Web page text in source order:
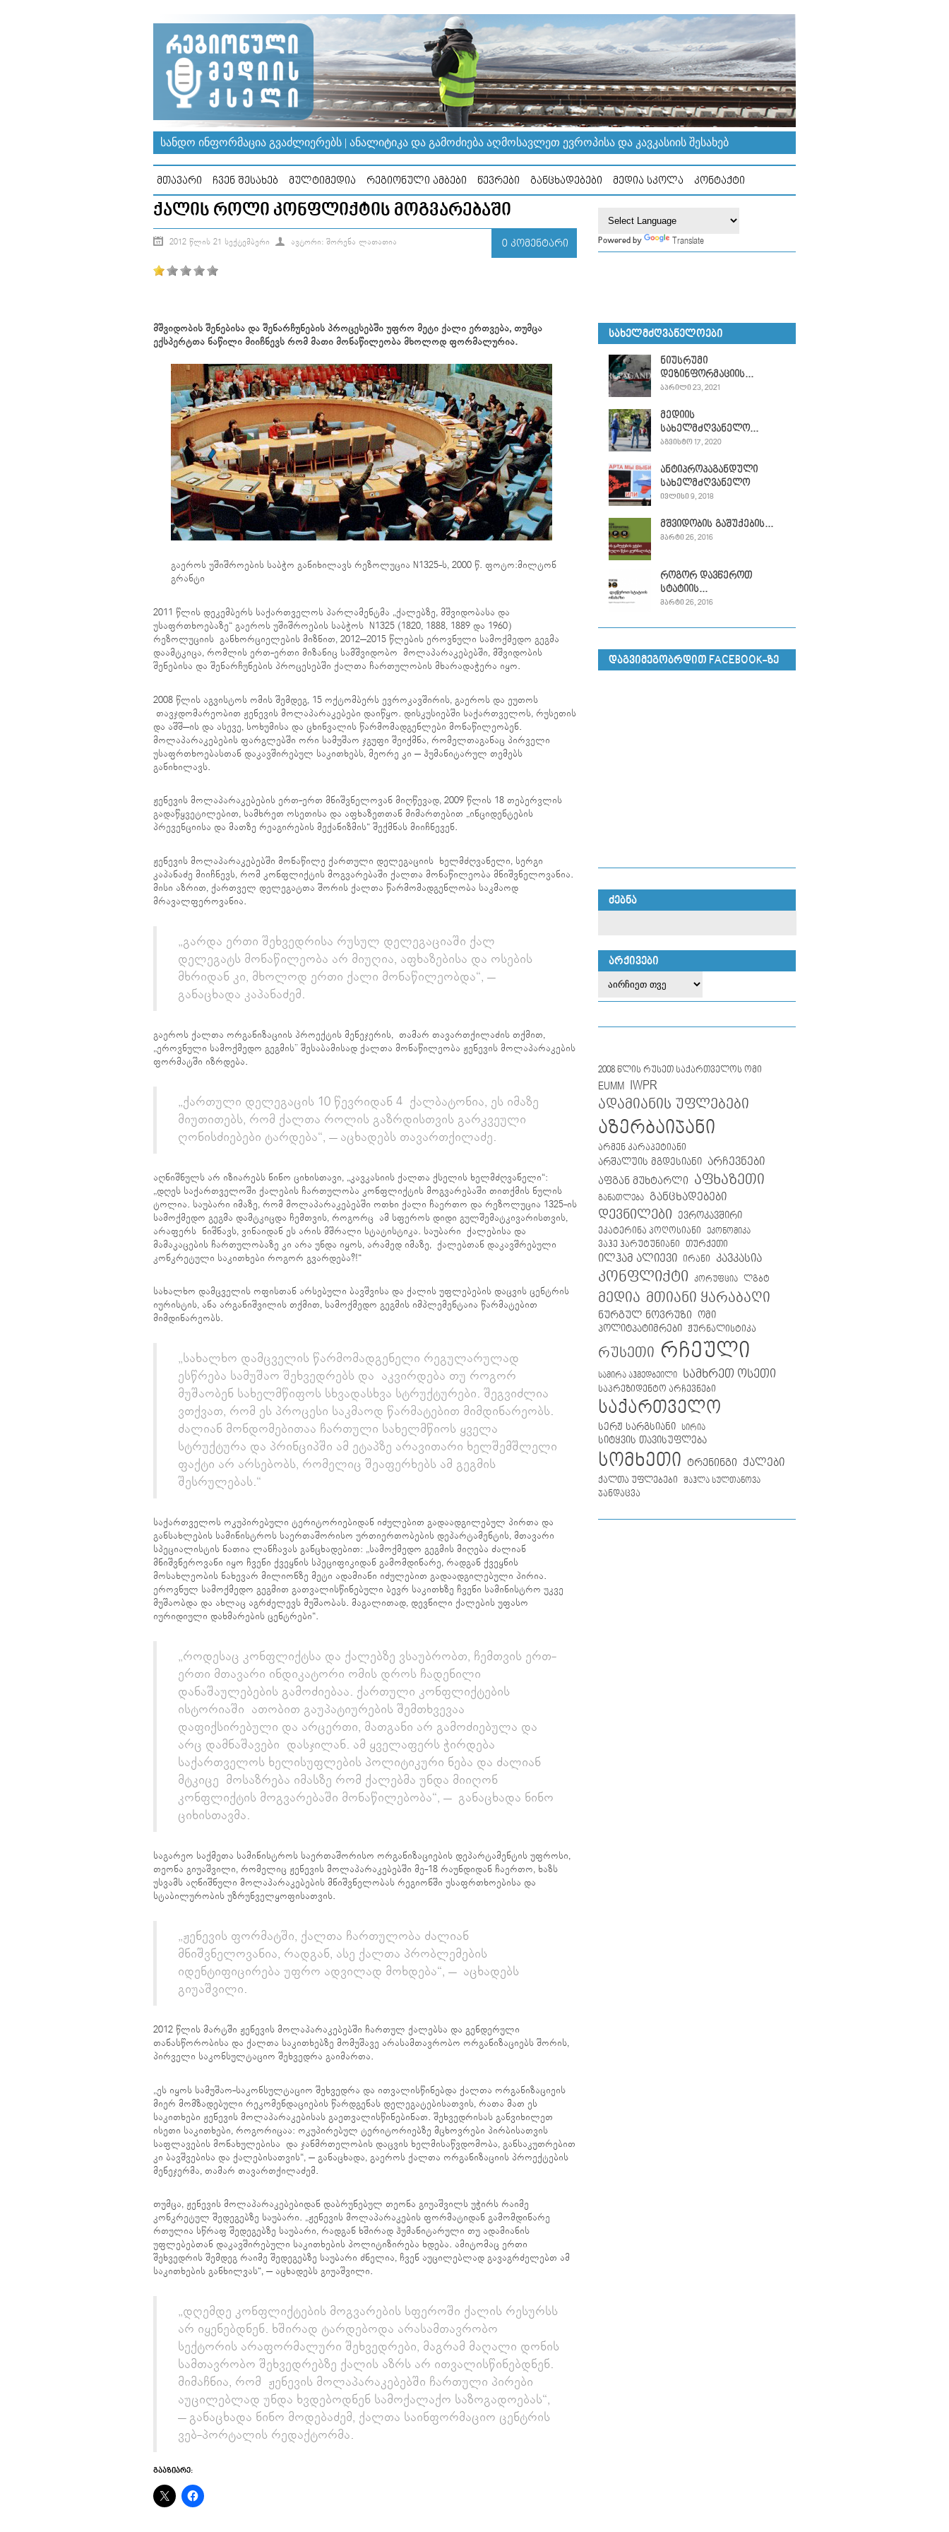
ᲡᲐᲜᲓᲝ ᲘᲜᲤᲝᲠᲛᲐᲪᲘᲐ ᲒᲕᲐᲫᲚᲘᲔᲠᲔᲑᲡ | ᲐᲜᲐᲚᲘᲢᲘᲙᲐ ᲓᲐ ᲒᲐᲛᲝᲫᲘᲔᲑᲐ ᲐᲦᲛᲝᲡᲐᲕᲚᲔᲗ ᲔᲕᲠᲝᲞᲘᲡᲐ ᲓᲐ ᲙᲐᲕᲙᲐᲡᲘᲘᲡ ᲨᲔᲡᲐᲮᲔᲑ
ᲛᲗᲐᲕᲐᲠᲘ ᲩᲕᲔᲜ ᲨᲔᲡᲐᲮᲔᲑ ᲛᲣᲚᲢᲘᲛᲔᲓᲘᲐ ᲠᲔᲒᲘᲝᲜᲣᲚᲘ ᲐᲛᲑᲔᲑᲘ ᲬᲔᲕᲠᲔᲑᲘ ᲒᲐᲜᲪᲮᲐᲓᲔᲑᲔᲑᲘ ᲛᲔᲓᲘᲐ ᲡᲙᲝᲚᲐ ᲙᲝᲜᲢᲐᲥᲢᲘ
ᲥᲐᲚᲘᲡ ᲠᲝᲚᲘ ᲙᲝᲜᲤᲚᲘᲥᲢᲘᲡ ᲛᲝᲒᲕᲐᲠᲔᲑᲐᲨᲘ
0 ᲙᲝᲛᲔᲜᲢᲐᲠᲘ
2012 ᲬᲚᲘᲡ 21 ᲡᲔᲥᲢᲔᲛᲑᲔᲠᲘ ᲐᲕᲢᲝᲠᲘ: ᲨᲝᲠᲔᲜᲐ ᲚᲐᲗᲐᲗᲘᲐ
მშვიდობის შენებისა და შენარჩუნების პროცესებში უფრო მეტი ქალი ერთვება, თუმცა
ექსპერტთა ნაწილი მიიჩნევს რომ მათი მონაწილეობა მხოლოდ ფორმალურია.
გაეროს უშიშროების საბჭო განიხილავს რეზოლუცია N1325-ს, 2000 წ. ფოტო:მილტონ
გრანტი
2011 წლის დეკემბერს საქართველოს პარლამენტმა „ქალებზე, მშვიდობასა და
უსაფრთხოებაზე“ გაეროს უშიშროების საბჭოს N1325 (1820, 1888, 1889 და 1960)
რეზოლუციის განხორციელების მიზნით, 2012–2015 წლების ეროვნული სამოქმედო გეგმა
დაამტკიცა, რომლის ერთ-ერთი მიზანიც სამშვიდობო მოლაპარაკებებში, მშვიდობის
შენებისა და შენარჩუნების პროცესებში ქალთა ჩართულობის მხარადაჭერა იყო.
2008 წლის აგვისტოს ომის შემდეგ, 15 ოქტომბერს ევროკავშირის, გაეროს და ეუთოს
თავჯდომარეობით ჟენევის მოლაპარაკებები დაიწყო. დისკუსიებში საქართველოს, რუსეთის
და აშშ–ის და ასევე, სოხუმისა და ცხინვალის წარმომადგენლები მონაწილეობენ.
მოლაპარაკებების ფარგლებში ორი სამუშაო ჯგუფი შეიქმნა, რომელთაგანაც პირველი
უსაფრთხოებასთან დაკავშირებულ საკითხებს, მეორე კი – ჰუმანიტარულ თემებს
განიხილავს.
ჟენევის მოლაპარაკებების ერთ-ერთ მნიშვნელოვან მიღწევად, 2009 წლის 18 თებერვლის
გადაწყვეტილებით, სამხრეთ ოსეთისა და აფხაზეთთან მიმართებით „ინციდენტების
პრევენციისა და მათზე რეაგირების მექანიზმის“ შექმნას მიიჩნევენ.
ჟენევის მოლაპარაკებებში მონაწილე ქართული დელეგაციის ხელმძღვანელი, სერგი
კაპანაძე მიიჩნევს, რომ კონფლიქტის მოგვარებაში ქალთა მონაწილეობა მნიშვნელოვანია.
მისი აზრით, ქართველ დელეგატთა შორის ქალთა წარმომადგენლობა საკმაოდ
მრავალფეროვანია.
„გარდა ერთი შეხვედრისა რუსულ დელეგაციაში ქალ
დელეგატს მონაწილეობა არ მიუღია, აფხაზებისა და ოსების
მხრიდან კი, მხოლოდ ერთი ქალი მონაწილეობდა“, –
განაცხადა კაპანაძემ.
გაეროს ქალთა ორგანიზაციის პროექტის მენეჯერის, თამარ თავართქილაძის თქმით,
„ეროვნული სამოქმედო გეგმის” შესაბამისად ქალთა მონაწილეობა ჟენევის მოლაპარაკების
ფორმატში იზრდება.
„ქართული დელეგაცის 10 წევრიდან 4 ქალბატონია, ეს იმაზე
მიუთითებს, რომ ქალთა როლის გაზრდისთვის გარკვეული
ღონისძიებები ტარდება“, – აცხადებს თავართქილაძე.
აღნიშნულს არ იზიარებს ნინო ციხისთავი, „კავკასიის ქალთა ქსელის ხელმძღვანელი“:
„დღეს საქართველოში ქალების ჩართულობა კონფლიქტის მოგვარებაში თითქმის ნულის
ტოლია. საუბარი იმაზე, რომ მოლაპარაკებებში ოთხი ქალი ჩაერთო და რეზოლუცია 1325-ის
სამოქმედო გეგმა დამტკიცდა ჩემთვის, როგორც ამ სფეროს დიდი გულშემატკივარისთვის,
არაფერს ნიშნავს, ვინაიდან ეს არის მშრალი სტატისტიკა. საუბარი ქალებისა და
მამაკაცების ჩართულობაზე კი არა უნდა იყოს, არამედ იმაზე, ქალებთან დაკავშრებული
კონკრეტული საკითხები როგორ გვარდება?!“
სახალხო დამცველის ოფისთან არსებული ბავშვისა და ქალის უფლებების დაცვის ცენტრის
იურისტის, ანა არგანიშვილის თქმით, სამოქმედო გეგმის იმპლემენტაია წარმატებით
მიმდინარეობს.
„სახალხო დამცველის წარმომადგენელი რეგულარულად
ესწრება სამუშაო შეხვედრებს და აკვირდება თუ როგორ
მუშაობენ სახელმწიფოს სხვადასხვა სტრუქტურები. შეგვიძლია
ვთქვათ, რომ ეს პროცესი საკმაოდ წარმატებით მიმდინარეობს.
ძალიან მონდომებითაა ჩართული სახელმწიოს ყველა
სტრუქტურა და პრინციპში ამ ეტაპზე არავითარი ხელშემშლელი
ფაქტი არ არსებობს, რომელიც შეაფერხებს ამ გეგმის
შესრულებას.“
საქართველოს ოკუპირებული ტერიტორიებიდან იძულებით გადაადგილებულ პირთა და
განსახლების სამინისტროს საერთაშორისო ურთიერთობების დეპარტამენტის, მთავარი
სპეციალისტის ნათია ლანჩავას განცხადებით: „სამოქმედო გეგმის მიღება ძალიან
მნიშვნეროვანი იყო ჩვენი ქვეყნის სპეციფიკიდან გამომდინარე, რადგან ქვეყნის
მოსახლეობის ნახევარ მილიონზე მეტი ადამიანი იძულებით გადაადგილებული პირია.
ეროვნულ სამოქმედო გეგმით გათვალისწინებული ბევრ საკითხზე ჩვენი სამინისტრო უკვე
მუშაობდა და ახლაც აგრძელევს მუშაობას. მაგალითად, დევნილი ქალების უფასო
იურიდიული დახმარების ცენტრები“.
„როდესაც კონფლიქტსა და ქალებზე ვსაუბრობთ, ჩემთვის ერთ-
ერთი მთავარი ინდიკატორი ომის დროს ჩადენილი
დანაშაულებების გამოძიებაა. ქართული კონფლიქტების
ისტორიაში ათობით გაუპატიურების შემთხვევაა
დაფიქსირებული და არცერთი, მათგანი არ გამოძიებულა და
არც დამნაშავები დასჯილან. ამ ყველაფერს ჭირდება
საქართველოს ხელისუფლების პოლიტიკური ნება და ძალიან
მტკიცე მოსაზრება იმასზე რომ ქალებმა უნდა მიიღონ
კონფლიქტის მოგვარებაში მონაწილებობა“, – განაცხადა ნინო
ციხისთავმა.
საგარეო საქმეთა სამინისტროს საერთაშორისო ორგანიზაციების დეპარტამენტის უფროსი,
თეონა გიუაშვილი, რომელიც ჟენევის მოლაპარაკებებში მე-18 რაუნდიდან ჩაერთო, ხაზს
უსვამს აღნიშნული მოლაპარაკებების მნიშვნელობას რეგიონში უსაფრთხოებისა და
სტაბილურობის უზრუნველყოფისათვის.
„ჟენევის ფორმატში, ქალთა ჩართულობა ძალიან
მნიშვნელოვანია, რადგან, ასე ქალთა პრობლემების
იდენტიფიცირება უფრო ადვილად მოხდება“, – აცხადებს
გიუაშვილი.
2012 წლის მარტში ჟენევის მოლაპარაკებებში ჩართულ ქალებსა და გენდერული
თანასწორობისა და ქალთა საკითხებზე მომუშავე არასამთავრობო ორგანიზაციებს შორის,
პირველი საკონსულტაციო შეხვედრა გაიმართა.
„ეს იყოს სამუშაო-საკონსულტაციო შეხვედრა და ითვალისწინებდა ქალთა ორგანიზაციეის
მიერ მომზადებული რეკომენდაციების წარდგენას დელეგატებისათვის, რათა მათ ეს
საკითხები ჟენევის მოლაპარაკებისას გაეთვალისწინებინათ. შეხვედრისას განვიხილეთ
ისეთი საკითხები, როგორიცაა: ოკუპირებულ ტერიტორიებზე მცხოვრები პირბისათვის
საფლავების მონახულებისა და ჯანმრთელობის დაცვის ხელმისაწვდომობა, განსაკუთრებით
კი ბავშვებისა და ქალებისათვის“, – განაცხადა, გაეროს ქალთა ორგანიზაციის პროექტების
მენეჯერმა, თამარ თავართქილაძემ.
თუმცა, ჟენევის მოლაპარაკებებიდან დაბრუნებულ თეონა გიუაშვილს უჭირს რაიმე
კონკრეტულ შედეგებზე საუბარი. „ჟენევის მოლაპარაკების ფორმატიდან გამომდინარე
რთულია სწრაფ შედეგებზე საუბარი, რადგან ხშირად ჰუმანიტარული თუ ადამიანის
უფლებებთან დაკავშირებული საკითხების პოლიტიზირება ხდება. ამიტომაც ერთი
შეხვედრის შემდეგ რაიმე შედეგებზე საუბარი ძნელია, ჩვენ აუცილებლად გავაგრძელებთ ამ
საკითხების განხილვას“, – აცხადებს გიუაშვილი.
„დღემდე კონფლიქტების მოგვარების სფეროში ქალის რესურსს
არ იყენებდნენ. ხშირად ტარდებოდა არასამთავრობო
სექტორის არაფორმალური შეხვედრები, მაგრამ მაღალი დონის
სამთავრობო შეხვედრებზე ქალის აზრს არ ითვალისწინებდნენ.
მიმაჩნია, რომ ჟენევის მოლაპარაკებებში ჩართული პირები
აუცილებლად უნდა ხვდებოდნენ სამოქალაქო საზოგადოებას“,
– განაცხადა ნინო მოდებაძემ, ქალთა საინფორმაციო ცენტრის
ვებ-პორტალის რედაქტორმა.
ᲒᲐᲐᲖᲘᲐᲠᲔ:
Powered by Translate
ᲡᲐᲮᲔᲚᲛᲫᲦᲕᲐᲜᲔᲚᲝᲔᲑᲘ
ნიუსრუმი
დეზინფორმაციის...
ᲐᲞᲠᲘᲚᲘ 23, 2021
მედიის
სახელმძღვანელო...
ᲐᲒᲕᲘᲡᲢᲝ 17, 2020
ანტიპროპაგანდული
სახელმძღვანელო
ᲘᲕᲚᲘᲡᲘ 9, 2018
მშვიდობის გაშუქების...
ᲛᲐᲠᲢᲘ 26, 2016
როგორ დავწეროთ
სტატიის...
ᲛᲐᲠᲢᲘ 26, 2016
ᲓᲐᲒᲕᲘᲛᲔᲒᲝᲑᲠᲓᲘᲗ FACEBOOK-ᲖᲔ
ᲫᲔᲑᲜᲐ
ᲐᲠᲥᲘᲕᲔᲑᲘ
2008 წლის რუსეთ საქართველოს ომი
EUMM IWPR
ადამიანის უფლებები
აზერბაიჯანი
არმენ კარაპეტიანი
არშალუის მგდესიანი არჩევნები
აფგან მუხტარლი აფხაზეთი
განათლება განცხადებები
დევნილები
ევროკავშირი
ეკატერინა პოღოსიანი
ეკონომიკა
ვაჰე ჰარუტუნიანი თურქეთი
ილჰამ ალიევი ირანი კავკასია
კონფლიქტი კორუფცია ლგბტ
მედია მთიანი ყარაბაღი
ნურგულ ნოვრუზი ომი
პოლიტპატიმრები ჟურნალისტიკა
რუსეთი რჩეული
სამირა აჰმედბეილი სამხრეთ ოსეთი
საპრეზიდენტო არჩევნები
საქართველო
სერჟ სარგსიანი სირია
სიტყვის თავისუფლება
სომხეთი ტრენინგი ქალები
ქალთა უფლებები შაჰლა სულთანოვა
ჯანდაცვა